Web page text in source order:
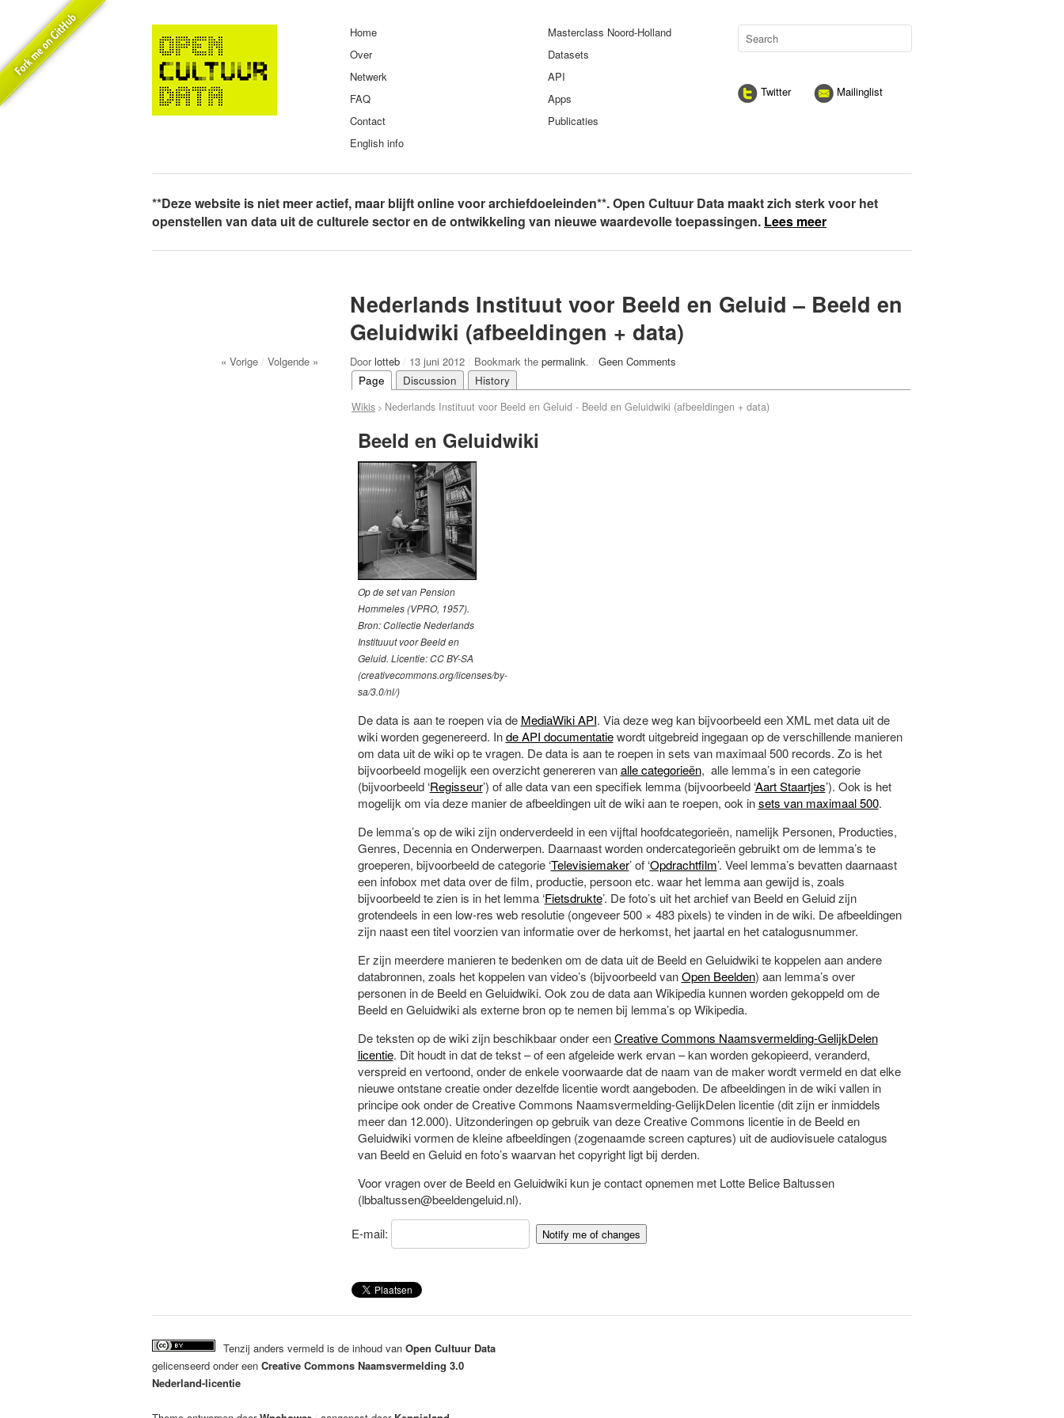
Home
Over
Netwerk
FAQ
Contact
English info
Masterclass Noord-Holland
Datasets
API
Apps
Publicaties
Twitter Mailinglist
**Deze website is niet meer actief, maar blijft online voor archiefdoeleinden**. Open Cultuur Data maakt zich sterk voor het
openstellen van data uit de culturele sector en de ontwikkeling van nieuwe waardevolle toepassingen. Lees meer
Nederlands Instituut voor Beeld en Geluid – Beeld en
Geluidwiki (afbeeldingen + data)
« Vorige / Volgende » Door lotteb / 13 juni 2012 / Bookmark the permalink. / Geen Comments
Page
Discussion History
Wikis > Nederlands Instituut voor Beeld en Geluid - Beeld en Geluidwiki (afbeeldingen + data)
Beeld en Geluidwiki
Op de set van Pension
Hommeles (VPRO, 1957).
Bron: Collectie Nederlands
Instituuut voor Beeld en
Geluid. Licentie: CC BY-SA
(creativecommons.org/licenses/by-
sa/3.0/nl/)
De data is aan te roepen via de MediaWiki API. Via deze weg kan bijvoorbeeld een XML met data uit de
wiki worden gegenereerd. Inde API documentatiewordt uitgebreid ingegaan op de verschillende manieren
om data uit de wiki op te vragen. De data is aan te roepen in sets van maximaal 500 records. Zo is het
bijvoorbeeld mogelijk een overzicht genereren vanalle categorieën, alle lemma’s in een categorie
(bijvoorbeeld ‘Regisseur’) of alle data van een specifiek lemma (bijvoorbeeld ‘Aart Staartjes’). Ook is het
mogelijk om via deze manier de afbeeldingen uit de wiki aan te roepen, ook insets van maximaal 500.
De lemma’s op de wiki zijn onderverdeeld in een vijftal hoofdcategorieën, namelijk Personen, Producties,
Genres, Decennia en Onderwerpen. Daarnaast worden ondercategorieën gebruikt om de lemma’s te
groeperen, bijvoorbeeld de categorie ‘Televisiemaker’ of ‘Opdrachtfilm’. Veel lemma’s bevatten daarnaast
een infobox met data over de film, productie, persoon etc. waar het lemma aan gewijd is, zoals
bijvoorbeeld te zien is in het lemma ‘Fietsdrukte’. De foto’s uit het archief van Beeld en Geluid zijn
grotendeels in een low-res web resolutie (ongeveer 500 × 483 pixels) te vinden in de wiki. De afbeeldingen
zijn naast een titel voorzien van informatie over de herkomst, het jaartal en het catalogusnummer.
Er zijn meerdere manieren te bedenken om de data uit de Beeld en Geluidwiki te koppelen aan andere
databronnen, zoals het koppelen van video’s (bijvoorbeeld vanOpen Beelden) aan lemma’s over
personen in de Beeld en Geluidwiki. Ook zou de data aan Wikipedia kunnen worden gekoppeld om de
Beeld en Geluidwiki als externe bron op te nemen bij lemma’s op Wikipedia.
De teksten op de wiki zijn beschikbaar onder eenCreative Commons Naamsvermelding-GelijkDelen
licentie. Dit houdt in dat de tekst – of een afgeleide werk ervan – kan worden gekopieerd, veranderd,
verspreid en vertoond, onder de enkele voorwaarde dat de naam van de maker wordt vermeld en dat elke
nieuwe ontstane creatie onder dezelfde licentie wordt aangeboden. De afbeeldingen in de wiki vallen in
principe ook onder de Creative Commons Naamsvermelding-GelijkDelen licentie (dit zijn er inmiddels
meer dan 12.000). Uitzonderingen op gebruik van deze Creative Commons licentie in de Beeld en
Geluidwiki vormen de kleine afbeeldingen (zogenaamde screen captures) uit de audiovisuele catalogus
van Beeld en Geluid en foto’s waarvan het copyright ligt bij derden.
Voor vragen over de Beeld en Geluidwiki kun je contact opnemen met Lotte Belice Baltussen
(lbbaltussen@beeldengeluid.nl).
E-mail:
Tenzij anders vermeld is de inhoud van Open Cultuur Data
gelicenseerd onder een Creative Commons Naamsvermelding 3.0
Nederland-licentie